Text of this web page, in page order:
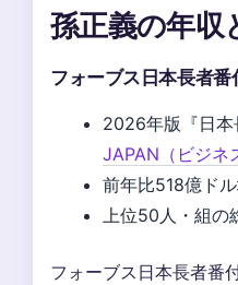
孫正義の年収
フォーブス日本長者
2026年版『日本
JAPAN（ビジネ
前年比518億ド
上位50人・組の
フォーブス日本長者番